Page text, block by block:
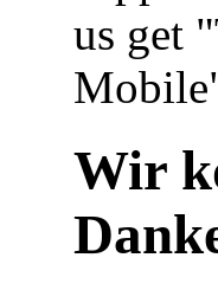
us get
Wir